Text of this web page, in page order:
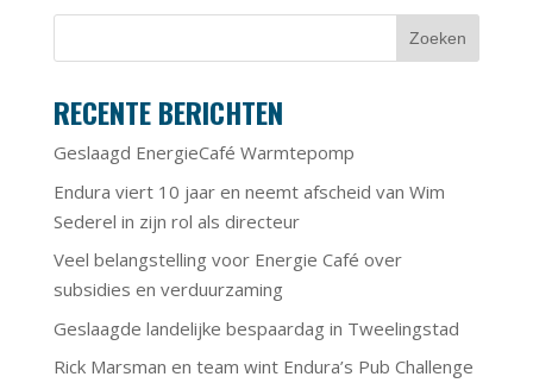
RECENTE BERICHTEN
Geslaagd EnergieCafé Warmtepomp
Endura viert 10 jaar en neemt afscheid van Wim
Sederel in zijn rol als directeur
Veel belangstelling voor Energie Café over
subsidies en verduurzaming
Geslaagde landelijke bespaardag in Tweelingstad
Rick Marsman en team wint Endura’s Pub Challenge